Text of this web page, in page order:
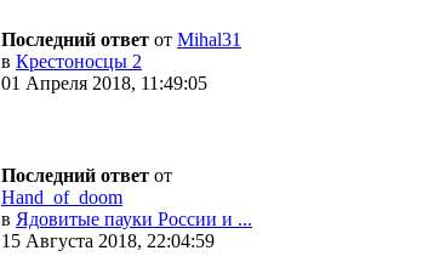
Последний ответ от Mihal31
в Крестоносцы 2
01 Апреля 2018, 11:49:05
Последний ответ от
Hand_of_doom
в Ядовитые пауки России и ...
15 Августа 2018, 22:04:59